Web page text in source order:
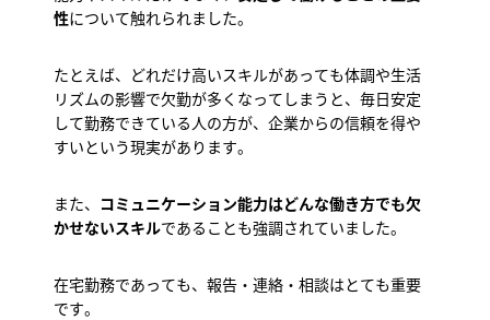
性について触れられました。
たとえば、どれだけ高いスキルがあっても体調や生活
リズムの影響で欠勤が多くなってしまうと、毎日安定
して勤務できている人の方が、企業からの信頼を得や
すいという現実があります。
また、 コミュニケーション能力はどんな働き方でも欠
かせないスキルであることも強調されていました。
在宅勤務であっても、報告・連絡・相談はとても重要
です。